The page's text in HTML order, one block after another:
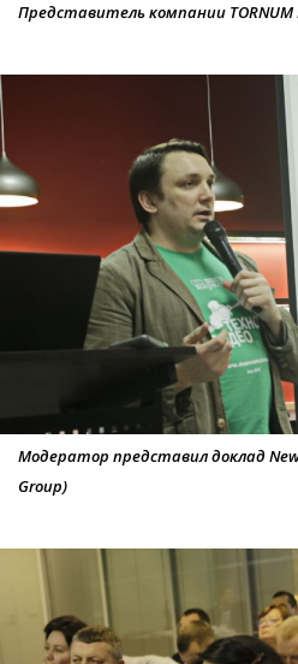
Представитель компании TORNUM
Модератор представил доклад
Group)